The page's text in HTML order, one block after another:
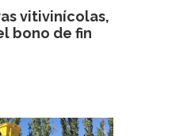
vitivinícolas,
bono de fin